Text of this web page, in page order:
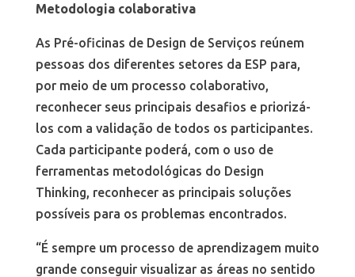
Metodologia colaborativa
As Pré-oficinas de Design de Serviços reúnem
pessoas dos diferentes setores da ESP para,
por meio de um processo colaborativo,
reconhecer seus principais desafios e priorizá-
los com a validação de todos os participantes.
Cada participante poderá, com o uso de
ferramentas metodológicas do Design
Thinking, reconhecer as principais soluções
possíveis para os problemas encontrados.
“É sempre um processo de aprendizagem muito
grande conseguir visualizar as áreas no sentido